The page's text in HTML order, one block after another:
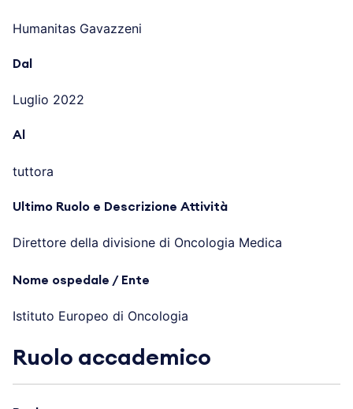
Humanitas Gavazzeni
Dal
Luglio 2022
Al
tuttora
Ultimo Ruolo e Descrizione Attività
Direttore della divisione di Oncologia Medica
Nome ospedale / Ente
Istituto Europeo di Oncologia
Ruolo accademico